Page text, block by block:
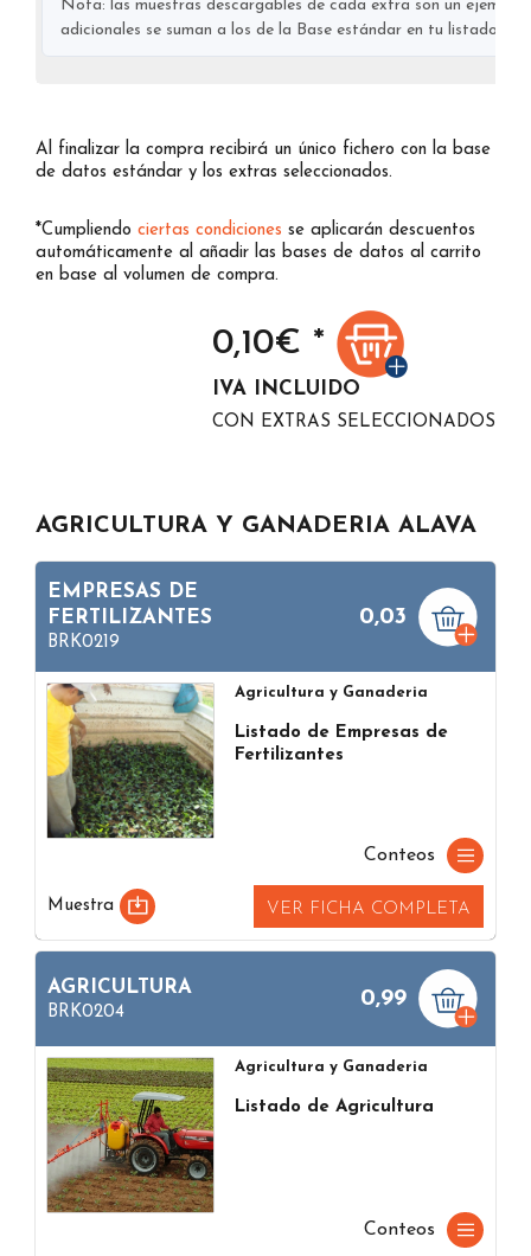
Nota: las muestras descargables de cada extra son un
adicionales se suman a los de la Base estándar en tu listado
Al finalizar la compra recibirá un único fichero con la base
de datos estándar y los extras seleccionados.
*Cumpliendo ciertas condiciones se aplicarán descuentos
automáticamente al añadir las bases de datos al carrito
en base al volumen de compra.
0,10€ *
IVA INCLUIDO
CON EXTRAS SELECCIONADOS
AGRICULTURA Y GANADERIA ALAVA
EMPRESAS DE
FERTILIZANTES
BRK0219
0,03
Agricultura y Ganaderia
Listado de Empresas de
Fertilizantes
Conteos
Muestra VER FICHA COMPLETA
AGRICULTURA
BRK0204
0,99
Agricultura y Ganaderia
Listado de Agricultura
Conteos